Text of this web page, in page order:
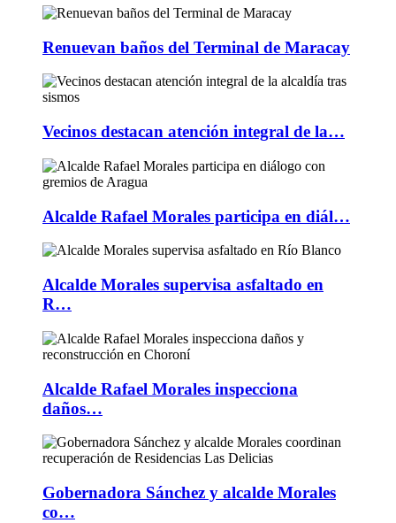
Renuevan baños del Terminal de Maracay
Vecinos destacan atención integral de la…
Alcalde Rafael Morales participa en diál…
Alcalde Morales supervisa asfaltado en
R…
Alcalde Rafael Morales inspecciona
daños…
Gobernadora Sánchez y alcalde Morales
co…